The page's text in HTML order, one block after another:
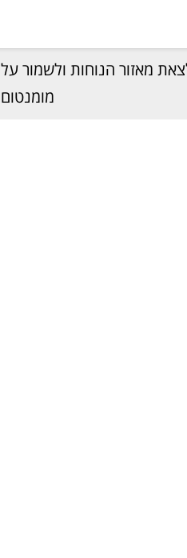
מאזור הנוחות ולשמור על
מומנטום